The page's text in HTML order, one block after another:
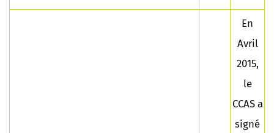
En
Avril
2015,
le
CCAS a
signé